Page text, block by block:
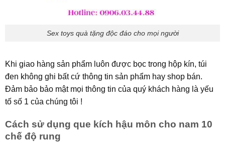
Sex toys quà tặng độc đáo cho mọi người
Khi giao hàng sản phẩm luôn được bọc trong hộp kín, túi
đen không ghi bất cứ thông tin sản phẩm hay shop bán.
Đảm bảo bảo mật mọi thông tin của quý khách hàng là yếu
tố số 1 của chúng tôi !
Cách sử dụng que kích hậu môn cho nam 10
chế độ rung